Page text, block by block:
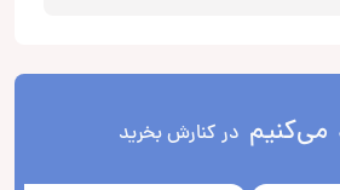
می‌کنیم در کنارش بخرید